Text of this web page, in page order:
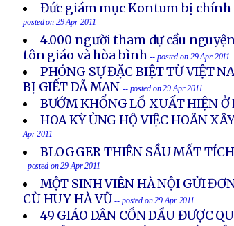
Đức giám mục Kontum bị chính
posted on 29 Apr 2011
4.000 người tham dự cầu
tôn giáo và hòa bình -- posted on 29 Apr 2011
PHÓNG SỰ ĐẶC BIỆT TỪ VIỆT
BỊ GIẾT DÃ MAN -- posted on 29 Apr 2011
BƯỚM KHỔNG LỒ XUẤT HIỆN
HOA KỲ ỦNG HỘ VIỆC HOÃN
Apr 2011
BLOGGER THIÊN SẦU MẤT
- posted on 29 Apr 2011
MỘT SINH VIÊN HÀ NỘI GỬI
CÙ HUY HÀ VŨ-- posted on 29 Apr 2011
49 GIÁO DÂN CỒN DẦU ĐƯỢC